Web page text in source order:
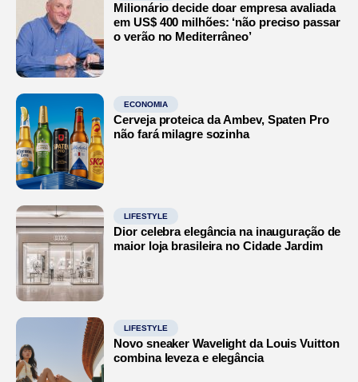
Milionário decide doar empresa avaliada
em US$ 400 milhões: ‘não preciso passar
o verão no Mediterrâneo’
ECONOMIA
Cerveja proteica da Ambev, Spaten Pro
não fará milagre sozinha
LIFESTYLE
Dior celebra elegância na inauguração de
maior loja brasileira no Cidade Jardim
LIFESTYLE
Novo sneaker Wavelight da Louis Vuitton
combina leveza e elegância